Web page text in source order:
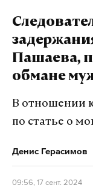
Пашаева,
обмане
В отношении
по статье о
Денис Герасимов
09:56, 17 сент. 2024